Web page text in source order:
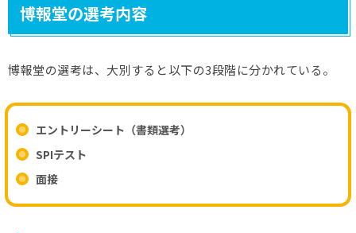
博報堂の選考内容
博報堂の選考は、大別すると以下の3段階に分かれている。
エントリーシート（書類選考）
SPIテスト
面接